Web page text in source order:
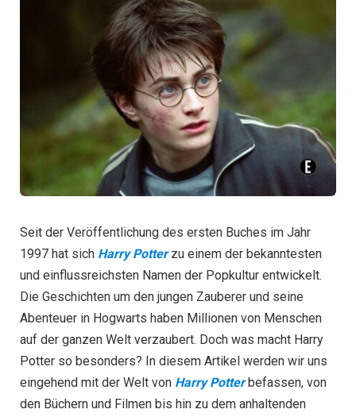
Seit der Veröffentlichung des ersten Buches im Jahr
1997 hat sich Harry Potterzu einem der bekanntesten
und einflussreichsten Namen der Popkultur entwickelt.
Die Geschichten um den jungen Zauberer und seine
Abenteuer in Hogwarts haben Millionen von Menschen
auf der ganzen Welt verzaubert. Doch was macht Harry
Potter so besonders? In diesem Artikel werden wir uns
eingehend mit der Welt von Harry Potterbefassen, von
den Büchern und Filmen bis hin zu dem anhaltenden